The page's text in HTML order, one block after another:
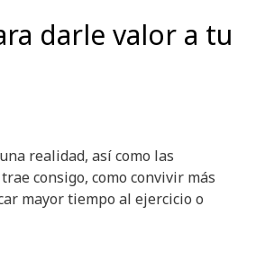
darle valor a tu
realidad, así como las
consigo, como convivir más
mayor tiempo al ejercicio o